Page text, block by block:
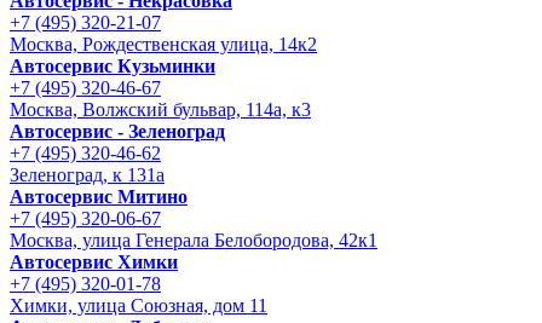
+7 (495) 320-21-07
Москва, Рождественская улица, 14к2
Автосервис Кузьминки
+7 (495) 320-46-67
Москва, Волжский бульвар, 114а, к3
Автосервис - Зеленоград
+7 (495) 320-46-62
Зеленоград, к 131а
Автосервис Митино
+7 (495) 320-06-67
Москва, улица Генерала Белобородова, 42к1
Автосервис Химки
+7 (495) 320-01-78
Химки, улица Союзная, дом 11